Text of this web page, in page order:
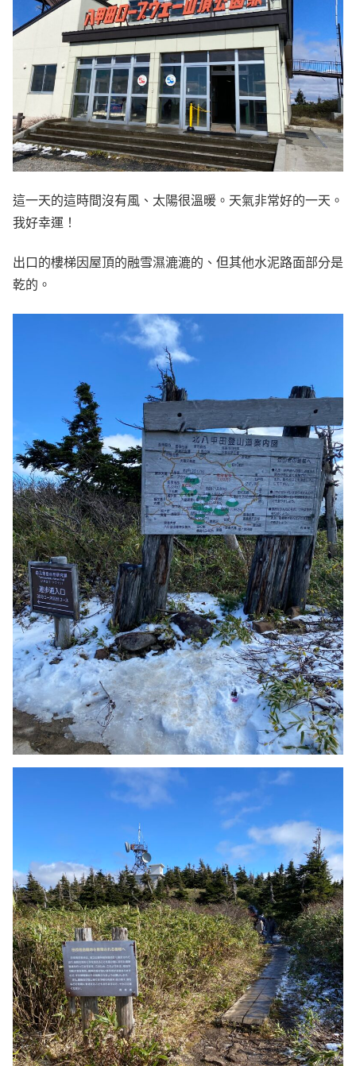
這一天的這時間沒有風、太陽很溫暖。天氣非常好的一天。
我好幸運！
出口的樓梯因屋頂的融雪濕漉漉的、但其他水泥路面部分是
乾的。